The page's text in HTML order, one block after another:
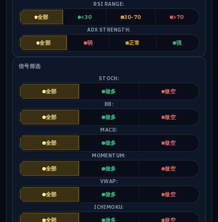
RSI RANGE:
全部
<30 30-70
>70
ADX STRENGTH:
全部
弱 正常 强
信号筛选
STOCH:
全部
做多
做空
BB:
全部
做多
做空
MACD:
全部
做多
做空
MOMENTUM:
全部
做多
做空
VWAP:
全部
做多
做空
ICHIMOKU:
全部
做多
做空